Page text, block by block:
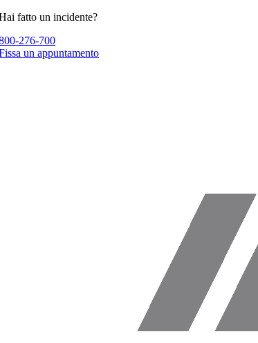
Skip
content
fatto un incidente?
276-700
un appuntamento